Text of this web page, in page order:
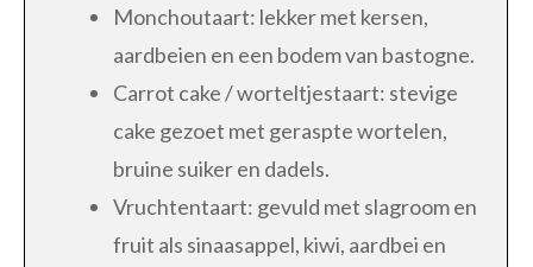
Monchoutaart: lekker met kersen,
aardbeien en een bodem van bastogne.
Carrot cake / worteltjestaart: stevige
cake gezoet met geraspte wortelen,
bruine suiker en dadels.
Vruchtentaart: gevuld met slagroom en
fruit als sinaasappel, kiwi, aardbei en